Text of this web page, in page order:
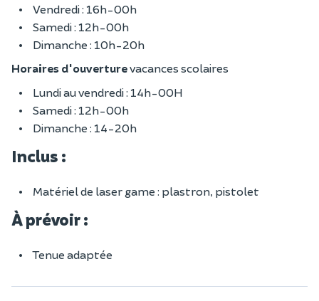
Vendredi : 16h-00h
Samedi : 12h-00h
Dimanche : 10h-20h
Horaires d'ouverturevacances scolaires
Lundi au vendredi : 14h-00H
Samedi : 12h-00h
Dimanche : 14-20h
Inclus :
Matériel de laser game : plastron, pistolet
À prévoir :
Tenue adaptée